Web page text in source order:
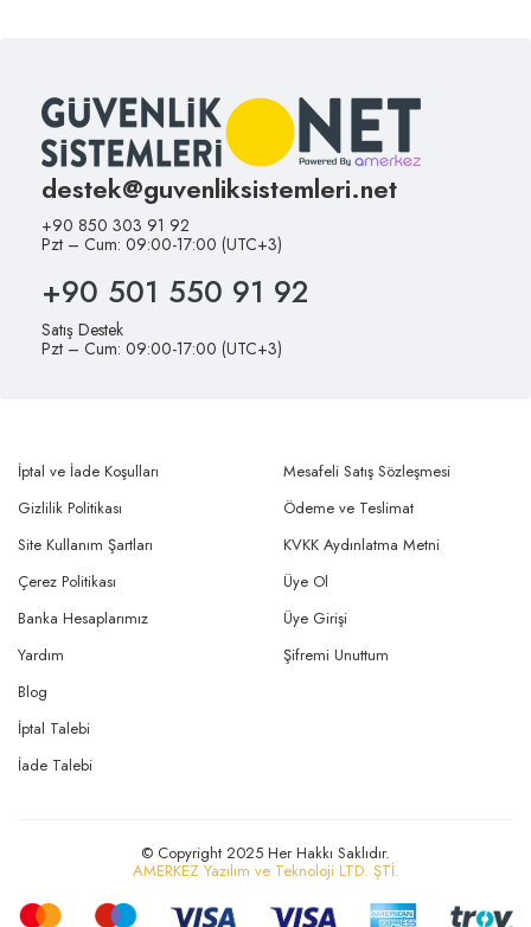
destek@guvenliksistemleri.net
+90 850 303 91 92
Pzt – Cum: 09:00-17:00 (UTC+3)
+90 501 550 91 92
Satış Destek
Pzt – Cum: 09:00-17:00 (UTC+3)
İptal ve İade Koşulları
Gizlilik Politikası
Site Kullanım Şartları
Mesafeli Satış Sözleşmesi
Ödeme ve Teslimat
KVKK Aydınlatma Metni
Çerez Politikası
Banka Hesaplarımız
Yardım
Üye Ol
Üye Girişi
Şifremi Unuttum
Blog
İptal Talebi
İade Talebi
© Copyright 2025 Her Hakkı Saklıdır.
AMERKEZ Yazılım ve Teknoloji LTD. ŞTİ.